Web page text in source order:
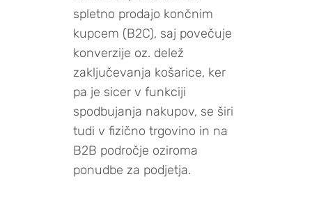
spletno prodajo končnim
kupcem (B2C), saj povečuje
konverzije oz. delež
zaključevanja košarice, ker
pa je sicer v funkciji
spodbujanja nakupov, se širi
tudi v fizično trgovino in na
B2B področje oziroma
ponudbe za podjetja.